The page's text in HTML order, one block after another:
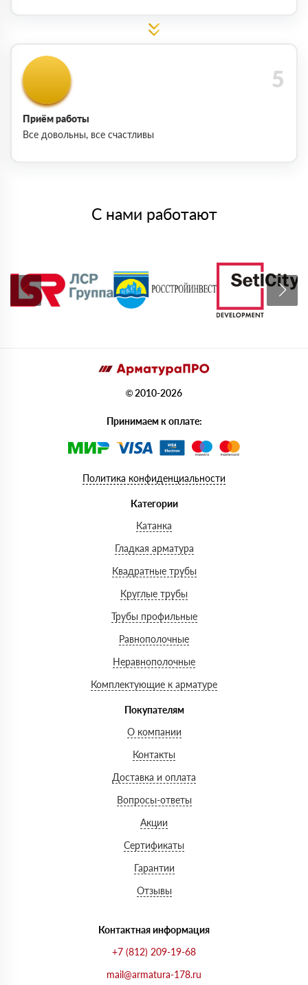
Приём работы
Все довольны, все счастливы
С нами работают
© 2010-2026
Принимаем к оплате:
Политика конфиденциальности
Категории
Катанка
Гладкая арматура
Квадратные трубы
Круглые трубы
Трубы профильные
Равнополочные
Неравнополочные
Комплектующие к арматуре
Покупателям
О компании
Контакты
Доставка и оплата
Вопросы-ответы
Акции
Сертификаты
Гарантии
Отзывы
Контактная информация
+7 (812) 209-19-68
mail@armatura-178.ru